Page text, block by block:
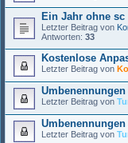
Ein Jahr ohne sc
Letzter Beitrag von
Antworten: 33
Kostenlose
Letzter Beitrag von
Letzter Beitrag von
Letzter Beitrag von